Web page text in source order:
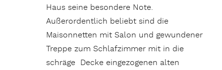
Haus seine besondere Note.
Außerordentlich beliebt sind die
Maisonnetten mit Salon und gewundener
Treppe zum Schlafzimmer mit in die
schräge Decke eingezogenen alten